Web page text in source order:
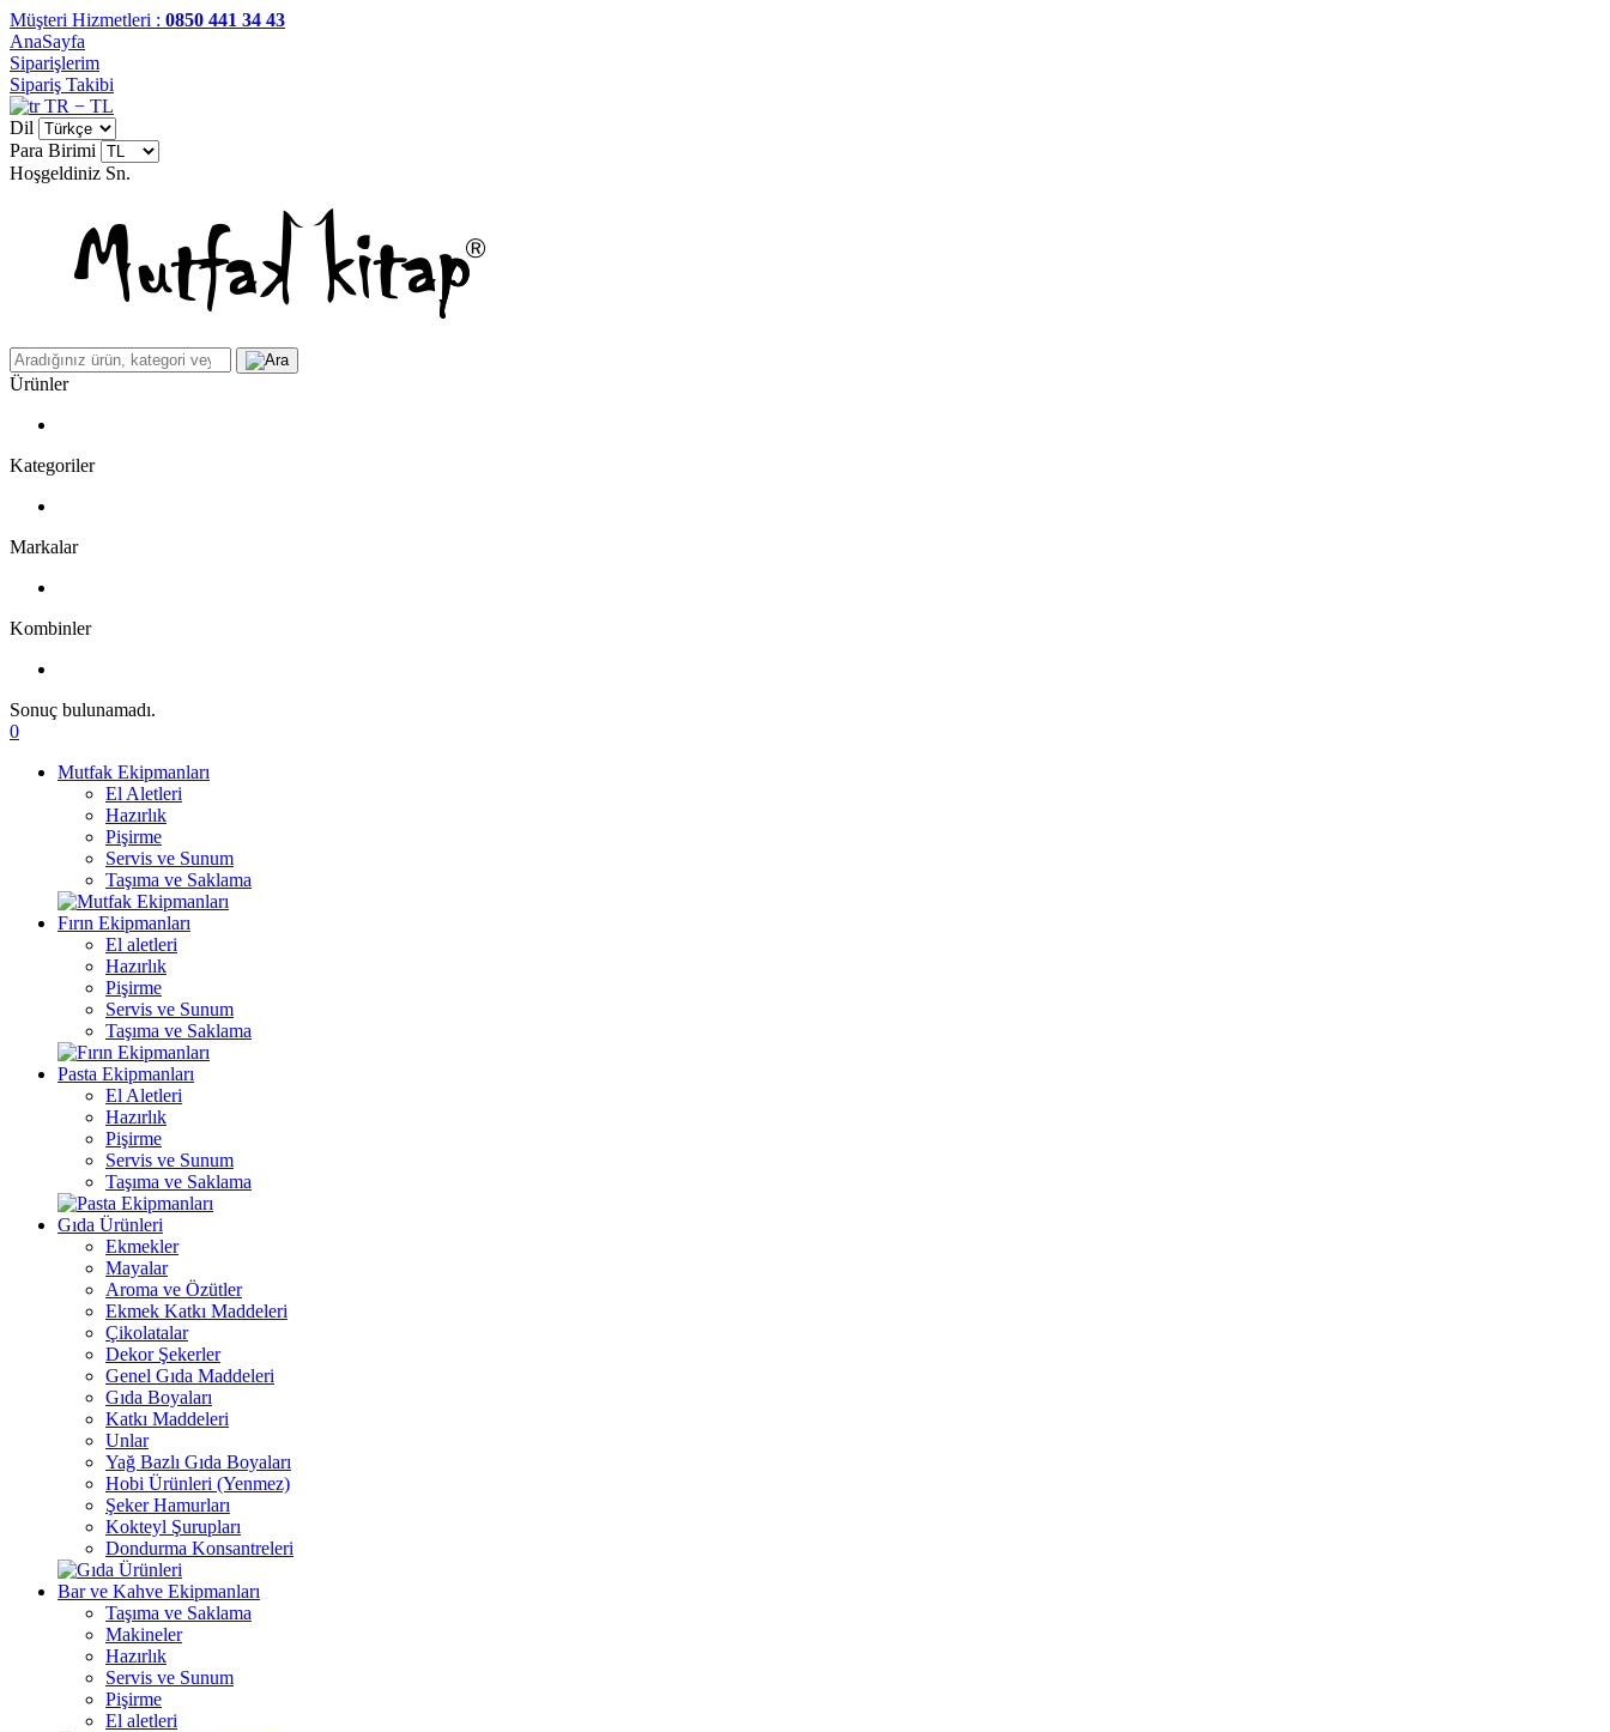
Müşteri Hizmetleri : 0850 441 34 43
AnaSayfa
Siparişlerim
Sipariş Takibi
TR − TL
Dil
Para Birimi
Hoşgeldiniz Sn.
Ürünler
Kategoriler
Markalar
Kombinler
Sonuç bulunamadı.
0
Mutfak Ekipmanları
El Aletleri
Hazırlık
Pişirme
Servis ve Sunum
Taşıma ve Saklama
Fırın Ekipmanları
El aletleri
Hazırlık
Pişirme
Servis ve Sunum
Taşıma ve Saklama
Pasta Ekipmanları
El Aletleri
Hazırlık
Pişirme
Servis ve Sunum
Taşıma ve Saklama
Gıda Ürünleri
Ekmekler
Mayalar
Aroma ve Özütler
Ekmek Katkı Maddeleri
Çikolatalar
Dekor Şekerler
Genel Gıda Maddeleri
Gıda Boyaları
Katkı Maddeleri
Unlar
Yağ Bazlı Gıda Boyaları
Hobi Ürünleri (Yenmez)
Şeker Hamurları
Kokteyl Şurupları
Dondurma Konsantreleri
Bar ve Kahve Ekipmanları
Taşıma ve Saklama
Makineler
Hazırlık
Servis ve Sunum
Pişirme
El aletleri